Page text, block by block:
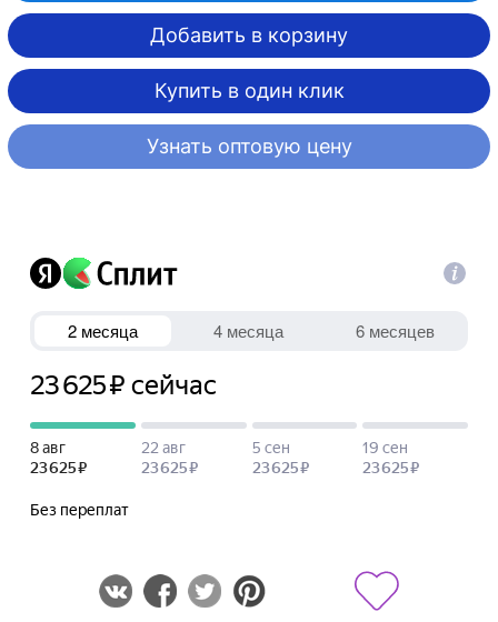
Добавить в корзину
Купить в один клик
Узнать оптовую цену